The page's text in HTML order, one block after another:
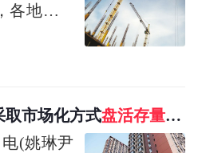
各地对
方向
其政策
取市场化方式盘活存量闲
(姚琳尹